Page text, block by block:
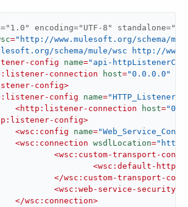
encoding="UTF-8"
="http://www.mulesoft.org/schema/
schema/mule/wsc http://
config name="api-
connection host="0.0.0.0"
config>
config name=
<http:listener-connection host=
config>
<wsc:config name=
<wsc:connection wsdlLocation=
<wsc:custom-transport-
<wsc:default-http-
</wsc:custom-transport-
<wsc:web-service-security
</wsc:connection>